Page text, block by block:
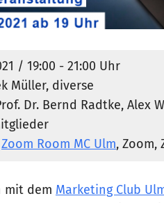
/ 19:00 - 21:00 Uhr
Müller, diverse
Dr. Bernd Radtke, Alex
Zoom Room MC Ulm, Zoom,
mit dem Marketing Club